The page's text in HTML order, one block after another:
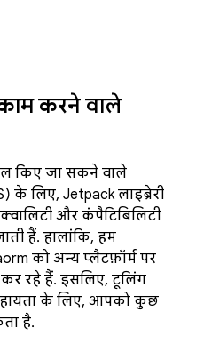
करने वाले
किए जा सकने वाले
के लिए, Jetpack लाइब्रेरी
और कंपैटिबिलिटी
हैं. हालांकि, हम
को अन्य प्लैटफ़ॉर्म पर
रहे हैं. इसलिए, टूलिंग
के लिए, आपको कुछ
है.